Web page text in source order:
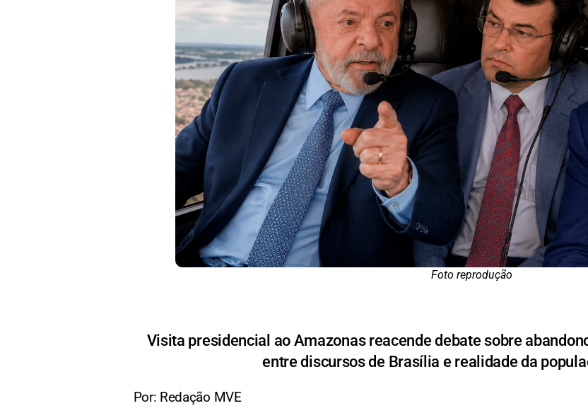
Foto reprodução
Visita presidencial ao Amazonas reacende debate sobre
entre discursos de Brasília e realidade da
Por: Redação MVE